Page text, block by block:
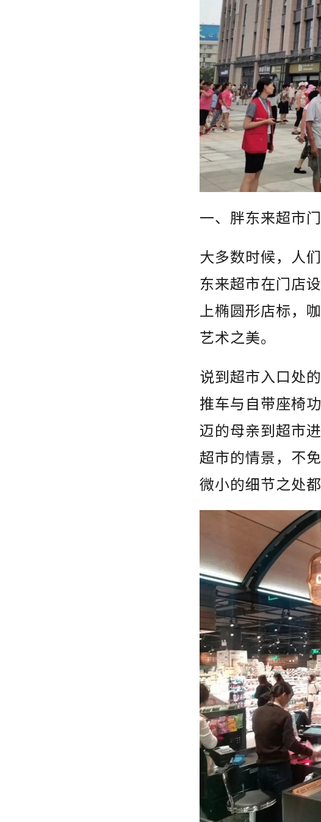
一、胖东来超市
大多数时候，人
东来超市在门店
上椭圆形店标，
艺术之美。
说到超市入口处
推车与自带座椅
迈的母亲到超市
超市的情景，不
微小的细节之处